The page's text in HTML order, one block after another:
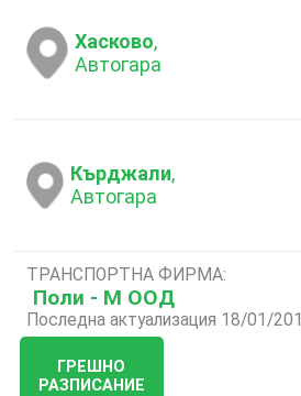
Хасково,
Автогара
Кърджали,
Автогара
ТРАНСПОРТНА ФИРМА:
Поли - М ООД
Последна актуализация 18/01/
ГРЕШНО
РАЗПИСАНИЕ